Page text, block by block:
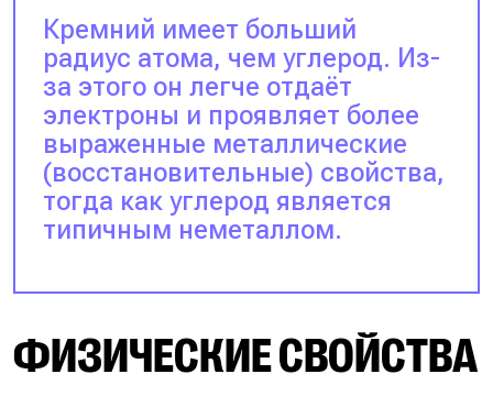
Кремний имеет больший
радиус атома, чем углерод. Из-
за этого он легче отдаёт
электроны и проявляет более
выраженные металлические
(восстановительные) свойства,
тогда как углерод является
типичным неметаллом.
ФИЗИЧЕСКИЕ СВОЙСТВА